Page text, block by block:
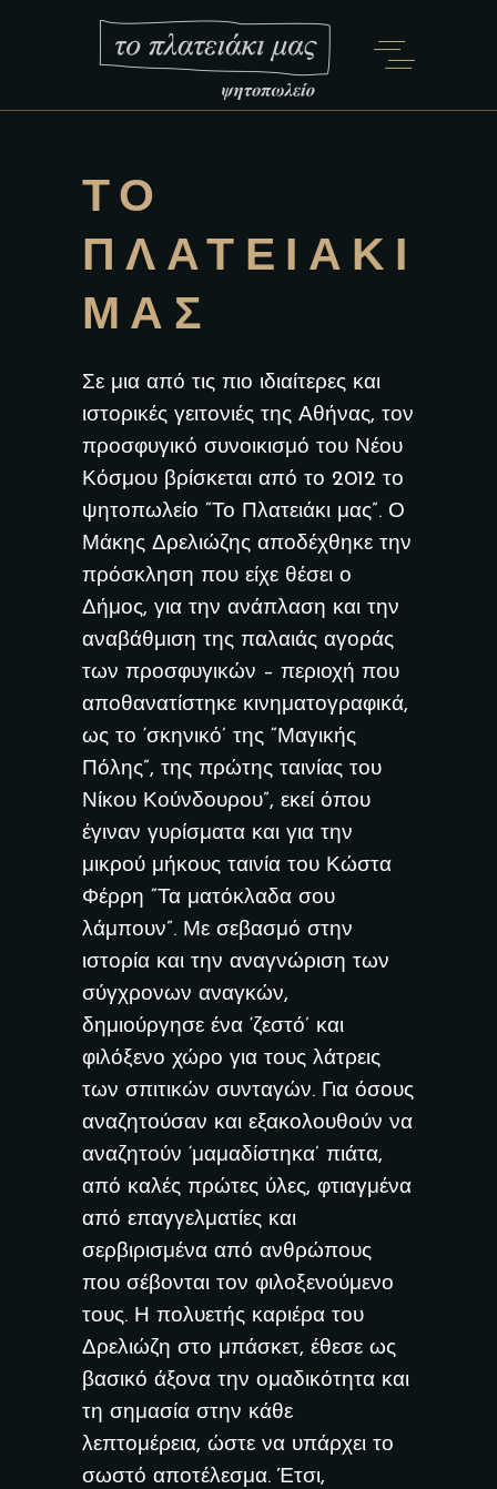
ΤΟ
ΠΛΑΤΕΙΆΚΙ
ΜΑΣ
Σε μια από τις πιο ιδιαίτερες και
ιστορικές γειτονιές της Αθήνας, τον
προσφυγικό συνοικισμό του Νέου
Κόσμου βρίσκεται από το 2012 το
ψητοπωλείο “Το Πλατειάκι μας”. Ο
Μάκης Δρελιώζης αποδέχθηκε την
πρόσκληση που είχε θέσει ο
Δήμος, για την ανάπλαση και την
αναβάθμιση της παλαιάς αγοράς
των προσφυγικών – περιοχή που
αποθανατίστηκε κινηματογραφικά,
ως το ‘σκηνικό’ της “Μαγικής
Πόλης”, της πρώτης ταινίας του
Νίκου Κούνδουρου”, εκεί όπου
έγιναν γυρίσματα και για την
μικρού μήκους ταινία του Κώστα
Φέρρη “Τα ματόκλαδα σου
λάμπουν”. Με σεβασμό στην
ιστορία και την αναγνώριση των
σύγχρονων αναγκών,
δημιούργησε ένα ‘ζεστό’ και
φιλόξενο χώρο για τους λάτρεις
των σπιτικών συνταγών. Για όσους
αναζητούσαν και εξακολουθούν να
αναζητούν ‘μαμαδίστηκα’ πιάτα,
από καλές πρώτες ύλες, φτιαγμένα
από επαγγελματίες και
σερβιρισμένα από ανθρώπους
που σέβονται τον φιλοξενούμενο
τους. Η πολυετής καριέρα του
Δρελιώζη στο μπάσκετ, έθεσε ως
βασικό άξονα την ομαδικότητα και
τη σημασία στην κάθε
λεπτομέρεια, ώστε να υπάρχει το
σωστό αποτέλεσμα. Έτσι,